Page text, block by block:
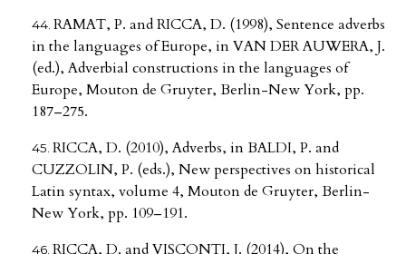
RAMAT, P. and RICCA, D. (1998), Sentence adverbs
in the languages of Europe, in VAN DER AUWERA, J.
(ed.), Adverbial constructions in the languages of
Europe, Mouton de Gruyter, Berlin-New York, pp.
187–275.
RICCA, D. (2010), Adverbs, in BALDI, P. and
CUZZOLIN, P. (eds.), New perspectives on historical
Latin syntax, volume 4, Mouton de Gruyter, Berlin-
New York, pp. 109–191.
RICCA, D. and VISCONTI, J. (2014), On the